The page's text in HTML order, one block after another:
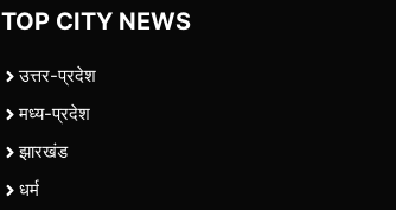
TOP CITY NEWS
उत्तर-प्रदेश
मध्य-प्रदेश
झारखंड
धर्म